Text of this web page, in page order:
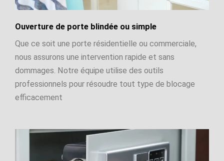
Ouverture de porte blindée ou simple
Que ce soit une porte résidentielle ou commerciale,
nous assurons une intervention rapide et sans
dommages. Notre équipe utilise des outils
professionnels pour résoudre tout type de blocage
efficacement